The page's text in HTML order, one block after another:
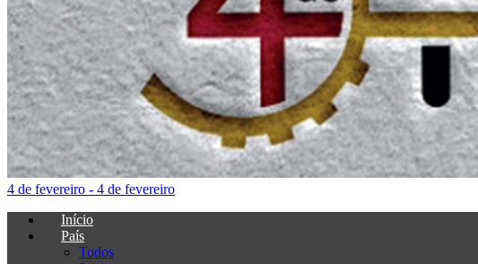
4 de fevereiro - 4 de fevereiro
Início
País
Todos